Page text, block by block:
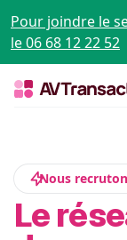
Pour joindre le
le 06 68 12 22 52
Nous
Le